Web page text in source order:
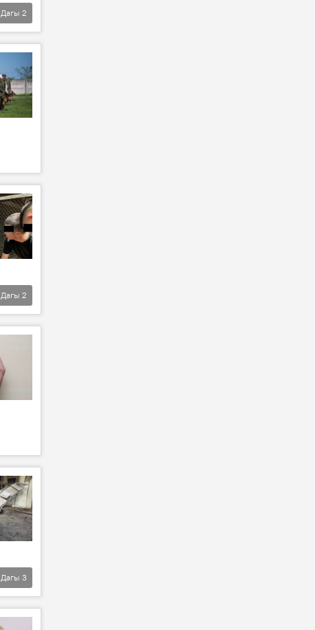
Дагы 2
Дагы 2
Дагы 3